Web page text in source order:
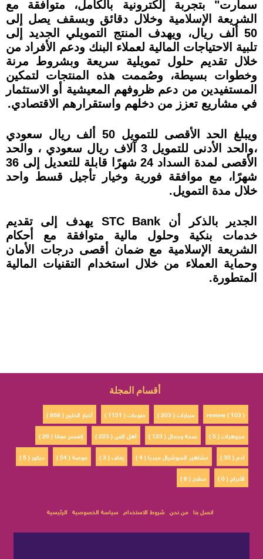
سمارت" بتجربة إلكترونية بالكامل، متوافقة مع
الشريعة الإسلامية وخلال دقائق وبسقف يصل إلى
50 ألف ريال، ويهدف المنتج التمويلي الجديد إلى
تلبية الاحتياجات المالية لعملاء البنك ودعم الأفراد من
خلال تقديم حلول تمويلية سريعة وبشروط مرنة
وخطوات بسيطة، وصُممت هذه المنتجات لتمكين
المستفيدين من دعم ظروفهم المعيشية أو الاستثمار
في مشاريع تعزز من دخلهم واستقرارهم الاقتصادي.
ويبلغ الحد الأقصى للتمويل 50 ألف ريال سعودي
،والحد الأدنى للتمويل 3 آلاف ريال سعودي ، والحد
الأقصى لمدة السداد 24 شهرًا قابلة للتعديل إلى 36
شهرًا، مع موافقة فورية وخيار تأجيل قسط واحد
خلال مدة التمويل.
الجدير بالذكر أن STC Bank يهدف إلى تقديم
خدمات بنكية وحلول مالية متوافقة مع أحكام
الشريعة الإسلامية مع ضمان أقصى درجات الأمان
وحماية العملاء من خلال استخدام التقنيات المالية
المتطورة.
أقسام المجلة
أخبار الخليج ( 868 ) منوعات ( 1151 ) سيارات ( 203 )
review ( 103 )
إتفسح معانا ( 26 )
أهل الفن ( 223 ) صحة وجمال ( 123 )
مجوهرات ( 5 )
ديكور ( 5 )
موضة ( 54 ) زفاف ( 3 ) مشاهير السوشيال ميديا ( 4 )
ادم ( 30 )
مطبخ ( 6 )
الأبراج ( 0 )
الرئيسية سياسة الخصوصية شروط الاستخدام من نحن اتصل بنا